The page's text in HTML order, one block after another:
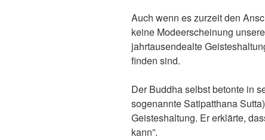
Auch wenn es zurzeit den
keine Modeerscheinung
jahrtausendealte
finden sind.
Der Buddha selbst betonte in
sogenannte Satipatthana
Geisteshaltung. Er erklärte,
kann”.